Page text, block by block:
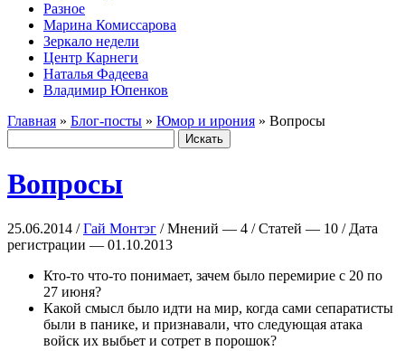
Разное
Марина Комиссарова
Зеркало недели
Центр Карнеги
Наталья Фадеева
Владимир Юпенков
Главная » Блог-посты » Юмор и ирония » Вопросы
Вопросы
25.06.2014 /Гай Монтэг / Мнений — 4 / Статей — 10 / Дата
регистрации — 01.10.2013
Кто-то что-то понимает, зачем было перемирие с 20 по
27 июня?
Какой смысл было идти на мир, когда сами сепаратисты
были в панике, и признавали, что следующая атака
войск их выбьет и сотрет в порошок?